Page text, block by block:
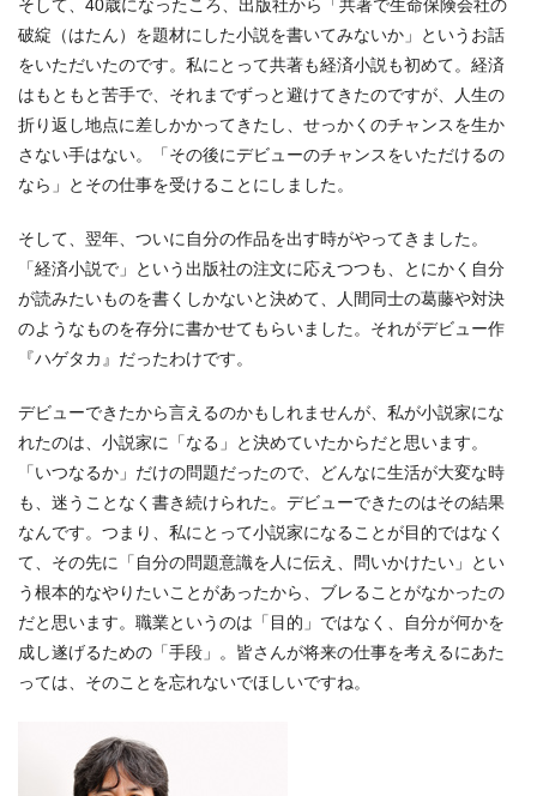
そして、40歳になったころ、出版社から「共著で生命保険会社の
破綻（はたん）を題材にした小説を書いてみないか」というお話
をいただいたのです。私にとって共著も経済小説も初めて。経済
はもともと苦手で、それまでずっと避けてきたのですが、人生の
折り返し地点に差しかかってきたし、せっかくのチャンスを生か
さない手はない。「その後にデビューのチャンスをいただけるの
なら」とその仕事を受けることにしました。
そして、翌年、ついに自分の作品を出す時がやってきました。
「経済小説で」という出版社の注文に応えつつも、とにかく自分
が読みたいものを書くしかないと決めて、人間同士の葛藤や対決
のようなものを存分に書かせてもらいました。それがデビュー作
『ハゲタカ』だったわけです。
デビューできたから言えるのかもしれませんが、私が小説家にな
れたのは、小説家に「なる」と決めていたからだと思います。
「いつなるか」だけの問題だったので、どんなに生活が大変な時
も、迷うことなく書き続けられた。デビューできたのはその結果
なんです。つまり、私にとって小説家になることが目的ではなく
て、その先に「自分の問題意識を人に伝え、問いかけたい」とい
う根本的なやりたいことがあったから、ブレることがなかったの
だと思います。職業というのは「目的」ではなく、自分が何かを
成し遂げるための「手段」。皆さんが将来の仕事を考えるにあた
っては、そのことを忘れないでほしいですね。